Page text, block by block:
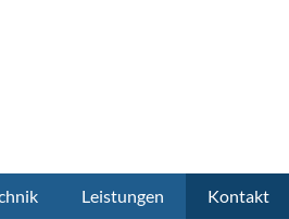
Leistungen Kontakt